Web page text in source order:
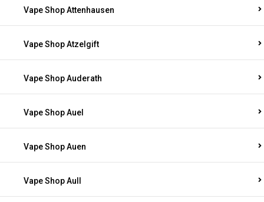
Vape Shop Attenhausen
Vape Shop Atzelgift
Vape Shop Auderath
Vape Shop Auel
Vape Shop Auen
Vape Shop Aull